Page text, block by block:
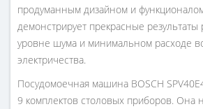
продуманным дизайном и
демонстрирует прекрасные
уровне шума и минимальном расходе
электричества.
Посудомоечная машина BOSCH
9 комплектов столовых приборов.